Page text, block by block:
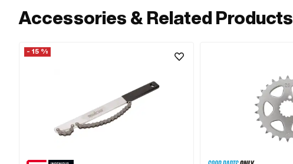
Accessories & Related Products
- 15 %